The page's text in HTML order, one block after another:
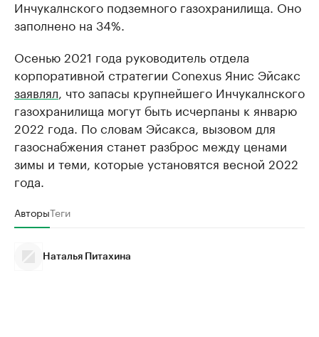
Инчукалнского подземного газохранилища. Оно
заполнено на 34%.
Осенью 2021 года руководитель отдела
корпоративной стратегии Conexus Янис Эйсакс
заявлял , что запасы крупнейшего Инчукалнского
газохранилища могут быть исчерпаны к январю
2022 года. По словам Эйсакса, вызовом для
газоснабжения станет разброс между ценами
зимы и теми, которые установятся весной 2022
года.
АвторыТеги
Наталья Питахина